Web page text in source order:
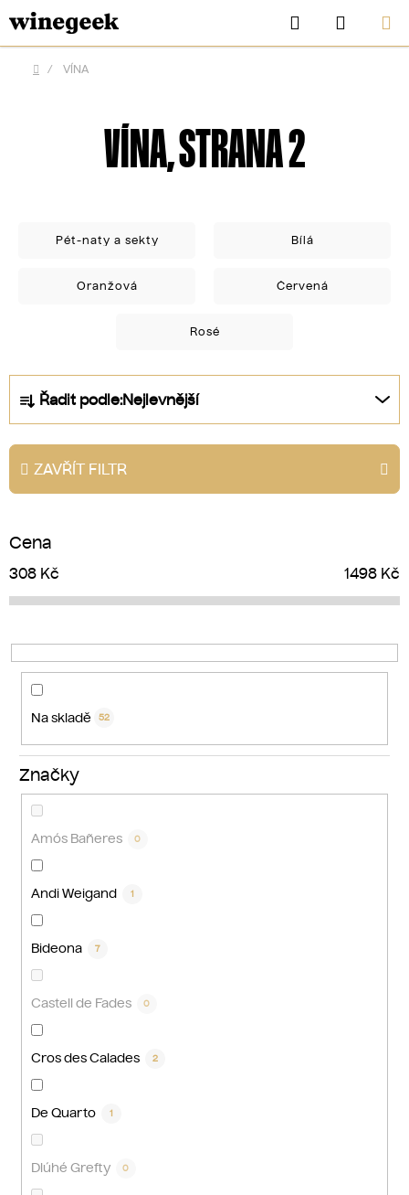
Přejít
na
obsah
Hledat
KOŠÍK
Domů
/ VÍNA
VÍNA, STRANA 2
Pét-naty a sekty Bílá
Oranžová Červená
Rosé
a
z
e
n
r
o
d
k
t
Řadit podle:Nejlevnější
ZAVŘÍT FILTR
Cena
308 Kč 1498 Kč
Na skladě 52
Značky
Amós Bañeres 0
Andi Weigand 1
Bideona 7
Castell de Fades 0
Cros des Calades 2
De Quarto 1
Dlúhé Grefty 0